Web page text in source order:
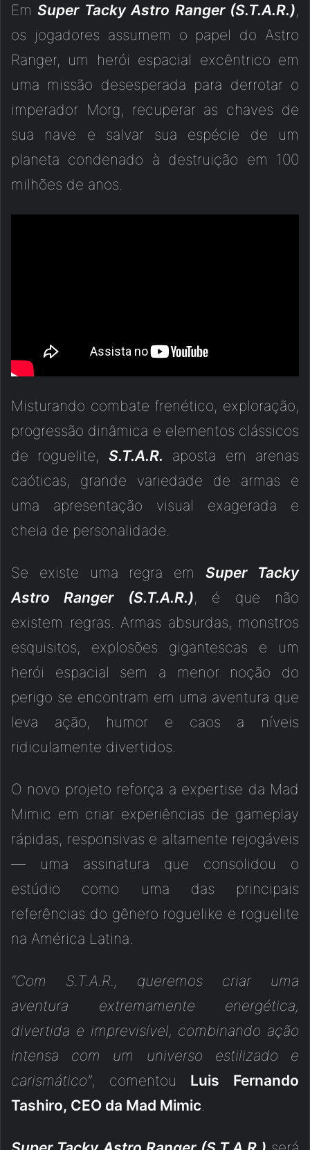
EmSuper Tacky Astro Ranger (S.T.A.R.),
os jogadores assumem o papel do Astro
Ranger, um herói espacial excêntrico em
uma missão desesperada para derrotar o
imperador Morg, recuperar as chaves de
sua nave e salvar sua espécie de um
planeta condenado à destruição em 100
milhões de anos.
Misturando combate frenético, exploração,
progressão dinâmica e elementos clássicos
de roguelite, S.T.A.R. aposta em arenas
caóticas, grande variedade de armas e
uma apresentação visual exagerada e
cheia de personalidade.
Se existe uma regra emSuper Tacky
Astro Ranger (S.T.A.R.), é que não
existem regras. Armas absurdas, monstros
esquisitos, explosões gigantescas e um
herói espacial sem a menor noção do
perigo se encontram em uma aventura que
leva ação, humor e caos a níveis
ridiculamente divertidos.
O novo projeto reforça a expertise da Mad
Mimic em criar experiências de gameplay
rápidas, responsivas e altamente rejogáveis
— uma assinatura que consolidou o
estúdio como uma das principais
referências do gênero roguelike e roguelite
na América Latina.
“Com S.T.A.R., queremos criar uma
aventura extremamente energética,
divertida e imprevisível, combinando ação
intensa com um universo estilizado e
carismático”, comentou Luis Fernando
Tashiro, CEO da Mad Mimic.